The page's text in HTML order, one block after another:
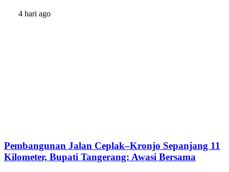
4 hari ago
Pembangunan Jalan Ceplak–Kronjo Sepanjang 11
Kilometer, Bupati Tangerang: Awasi Bersama